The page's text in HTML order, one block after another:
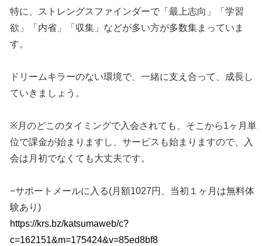
特に、ストレングスファインダーで「最上志向」「学習
欲」「内省」「収集」などが多い方が多数集まっていま
す。
ドリームキラーのない環境で、一緒に支え合って、成長し
ていきましょう。
※月のどこのタイミングで入会されても、そこから1ヶ月単
位で課金が始まりますし、サービスも始まりますので、入
会は月初でなくても大丈夫です。
−サポートメールに入る(月額1027円、当初１ヶ月は無料体
験あり)
https://krs.bz/katsumaweb/c?
c=162151&m=175424&v=85ed8bf8